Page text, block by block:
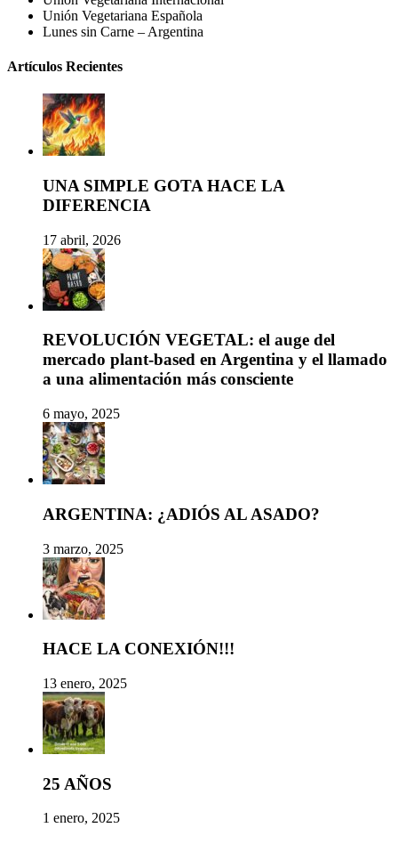
Unión Vegetariana Española
Lunes sin Carne – Argentina
Artículos Recientes
UNA SIMPLE GOTA HACE LA
DIFERENCIA
17 abril, 2026
REVOLUCIÓN VEGETAL: el auge del
mercado plant-based en Argentina y el llamado
a una alimentación más consciente
6 mayo, 2025
ARGENTINA: ¿ADIÓS AL ASADO?
3 marzo, 2025
HACE LA CONEXIÓN!!!
13 enero, 2025
25 AÑOS
1 enero, 2025